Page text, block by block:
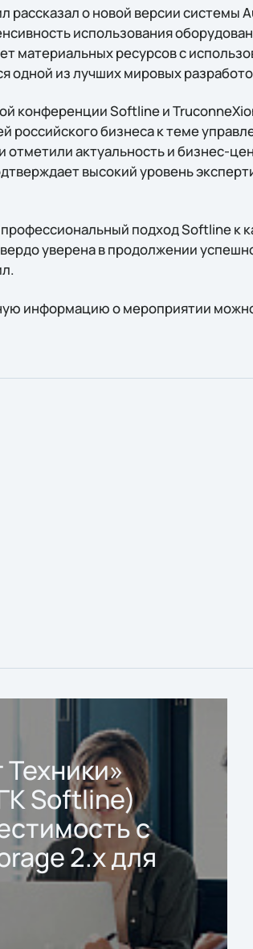
рассказал о новой версии системы
использования
материальных ресурсов с
одной из лучших мировых
конференции Softline и
российского бизнеса к теме
отметили актуальность и бизнес-
высокий уровень
подход Softline к
уверена в продолжении
информацию о мероприятии
Softline)
с
2.x для